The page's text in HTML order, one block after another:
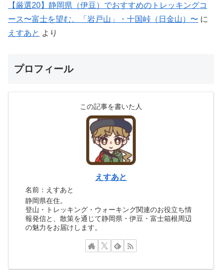
【厳選20】静岡県（伊豆）でおすすめのトレッキングコ
ース〜富士を望む、「岩戸山」・十国峠（日金山）〜 に
えすあと より
プロフィール
この記事を書いた人
えすあと
名前：えすあと
静岡県在住。
登山・トレッキング・ウォーキング関連のお役立ち情
報発信と、散策を通じて静岡県・伊豆・富士箱根周辺
の魅力をお届けします。